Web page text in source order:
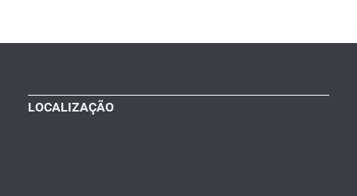
LOCALIZAÇÃO